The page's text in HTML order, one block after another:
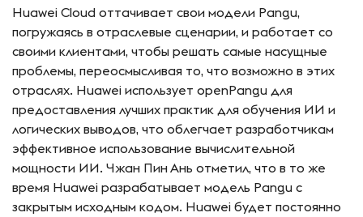
Huawei Cloud оттачивает свои модели Pangu,
погружаясь в отраслевые сценарии, и работает со
своими клиентами, чтобы решать самые насущные
проблемы, переосмысливая то, что возможно в этих
отраслях. Huawei использует openPangu для
предоставления лучших практик для обучения ИИ и
логических выводов, что облегчает разработчикам
эффективное использование вычислительной
мощности ИИ. Чжан Пин Ань отметил, что в то же
время Huawei разрабатывает модель Pangu с
закрытым исходным кодом. Huawei будет постоянно